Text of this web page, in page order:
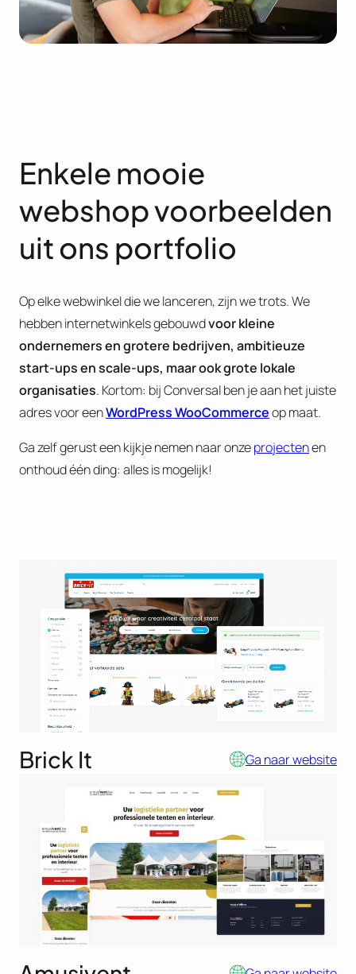
Enkele mooie
webshop voorbeelden
uit ons portfolio
Op elke webwinkel die we lanceren, zijn we trots. We
hebben internetwinkels gebouwdvoor kleine
ondernemers en grotere bedrijven, ambitieuze
start-ups en scale-ups, maar ook grote lokale
organisaties. Kortom: bij Conversal ben je aan het juiste
adres voor eenWordPress WooCommerceop maat.
Ga zelf gerust een kijkje nemen naar onzeprojectenen
onthoud één ding: alles is mogelijk!
Brick It Ga naar website